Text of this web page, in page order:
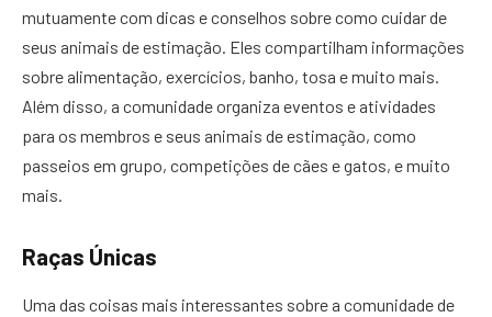
mutuamente com dicas e conselhos sobre como cuidar de
seus animais de estimação. Eles compartilham informações
sobre alimentação, exercícios, banho, tosa e muito mais.
Além disso, a comunidade organiza eventos e atividades
para os membros e seus animais de estimação, como
passeios em grupo, competições de cães e gatos, e muito
mais.
Raças Únicas
Uma das coisas mais interessantes sobre a comunidade de